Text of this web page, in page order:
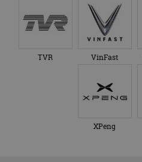
TVR VinFast
XPeng